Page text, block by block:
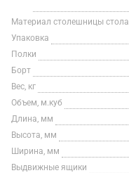
Материал столешницы стола
Упаковка
Полки
Борт
Вес, кг
Объем, м.куб
Длина, мм
Высота, мм
Ширина, мм
Выдвижные ящики